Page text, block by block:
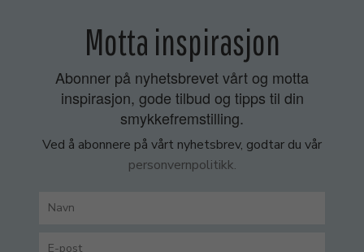
Motta inspirasjon
Abonner på nyhetsbrevet vårt og motta
inspirasjon, gode tilbud og tipps til din
smykkefremstilling.
Ved å abonnere på vårt nyhetsbrev, godtar du vår
personvernpolitikk.